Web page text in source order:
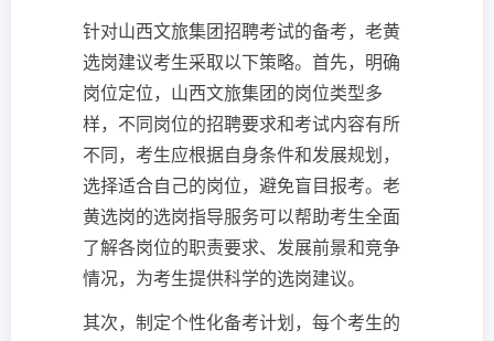
针对山西文旅集团招聘考试的备考，老黄
选岗建议考生采取以下策略。首先，明确
岗位定位，山西文旅集团的岗位类型多
样，不同岗位的招聘要求和考试内容有所
不同，考生应根据自身条件和发展规划，
选择适合自己的岗位，避免盲目报考。老
黄选岗的选岗指导服务可以帮助考生全面
了解各岗位的职责要求、发展前景和竞争
情况，为考生提供科学的选岗建议。
其次，制定个性化备考计划，每个考生的